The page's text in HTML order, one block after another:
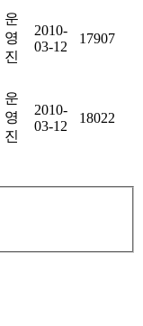
운
영
진
2010-
03-12
17907
운
영
진
2010-
03-12
18022